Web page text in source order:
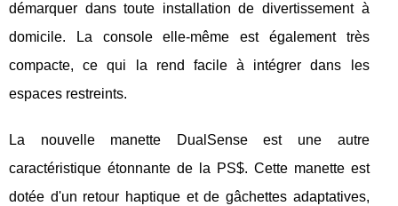
démarquer dans toute installation de divertissement à
domicile. La console elle-même est également très
compacte, ce qui la rend facile à intégrer dans les
espaces restreints.
La nouvelle manette DualSense est une autre
caractéristique étonnante de la PS$. Cette manette est
dotée d'un retour haptique et de gâchettes adaptatives,